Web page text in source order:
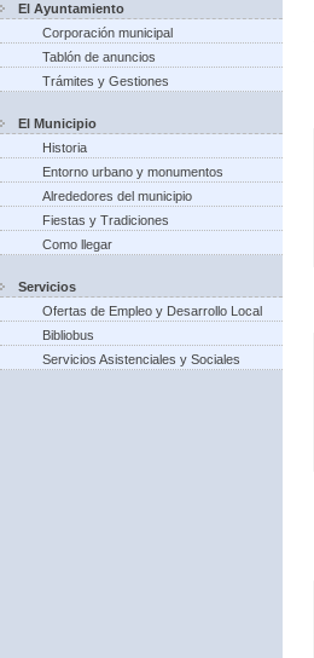
El Ayuntamiento
Corporación municipal
Tablón de anuncios
Trámites y Gestiones
El Municipio
Historia
Entorno urbano y monumentos
Alrededores del municipio
Fiestas y Tradiciones
Como llegar
Servicios
Ofertas de Empleo y Desarrollo Local
Bibliobus
Servicios Asistenciales y Sociales